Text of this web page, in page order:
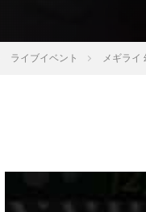
ライブイベント メギライ